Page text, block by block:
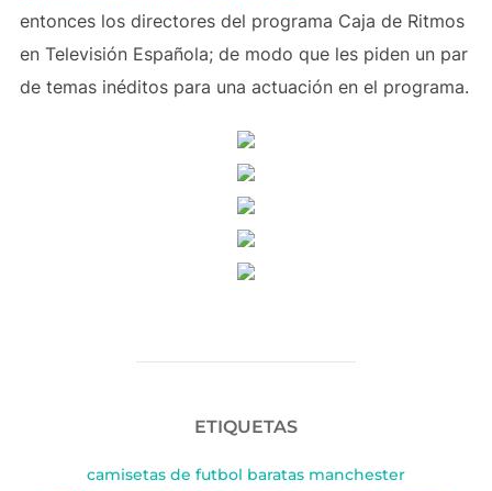
entonces los directores del programa Caja de Ritmos
en Televisión Española; de modo que les piden un par
de temas inéditos para una actuación en el programa.
ETIQUETAS
camisetas de futbol baratas manchester